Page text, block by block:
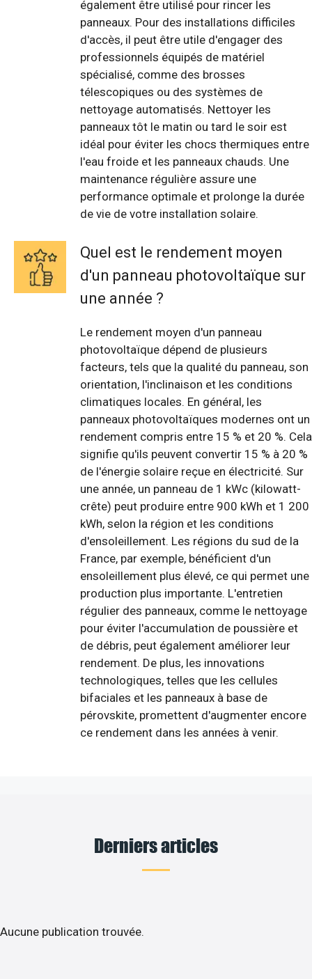
également être utilisé pour rincer les
panneaux. Pour des installations difficiles
d'accès, il peut être utile d'engager des
professionnels équipés de matériel
spécialisé, comme des brosses
télescopiques ou des systèmes de
nettoyage automatisés. Nettoyer les
panneaux tôt le matin ou tard le soir est
idéal pour éviter les chocs thermiques entre
l'eau froide et les panneaux chauds. Une
maintenance régulière assure une
performance optimale et prolonge la durée
de vie de votre installation solaire.
Quel est le rendement moyen
d'un panneau photovoltaïque sur
une année ?
Le rendement moyen d'un panneau
photovoltaïque dépend de plusieurs
facteurs, tels que la qualité du panneau, son
orientation, l'inclinaison et les conditions
climatiques locales. En général, les
panneaux photovoltaïques modernes ont un
rendement compris entre 15 % et 20 %. Cela
signifie qu'ils peuvent convertir 15 % à 20 %
de l'énergie solaire reçue en électricité. Sur
une année, un panneau de 1 kWc (kilowatt-
crête) peut produire entre 900 kWh et 1 200
kWh, selon la région et les conditions
d'ensoleillement. Les régions du sud de la
France, par exemple, bénéficient d'un
ensoleillement plus élevé, ce qui permet une
production plus importante. L'entretien
régulier des panneaux, comme le nettoyage
pour éviter l'accumulation de poussière et
de débris, peut également améliorer leur
rendement. De plus, les innovations
technologiques, telles que les cellules
bifaciales et les panneaux à base de
pérovskite, promettent d'augmenter encore
ce rendement dans les années à venir.
Derniers articles
Aucune publication trouvée.